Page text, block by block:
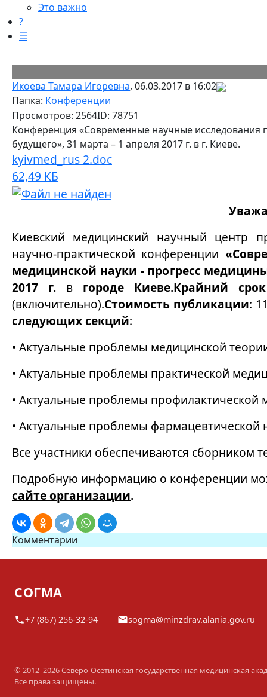
Это важно
?
☰
Икоева Тамара Игоревна, 06.03.2017 в 16:02
Папка: Конференции
Просмотров: 2564ID: 78751
Конференция «Современные научные исследования
будущего», 31 марта – 1 апреля 2017 г. в г. Киеве.
kyivmed_rus 2.doc
62,49 КБ
Киевский медицинский научный центр
научно-практической конференции
медицинской науки - прогресс
2017 г. вгороде Киеве.Крайний
(включительно).Стоимость публикации:
следующихсекций:
• Актуальные проблемы медицинской
• Актуальные проблемы практической
• Актуальные проблемы профилактической
• Актуальные проблемы фармацевтической
Все участники обеспечиваются сборником
Подробную информацию о конференции
сайте организации.
Комментарии
СОГМА
+7 (867) 256-32-94 sogma@minzdrav.alania.gov.ru
© 2012–2026 Северо-Осетинская государственная медицинская
Все права защищены.